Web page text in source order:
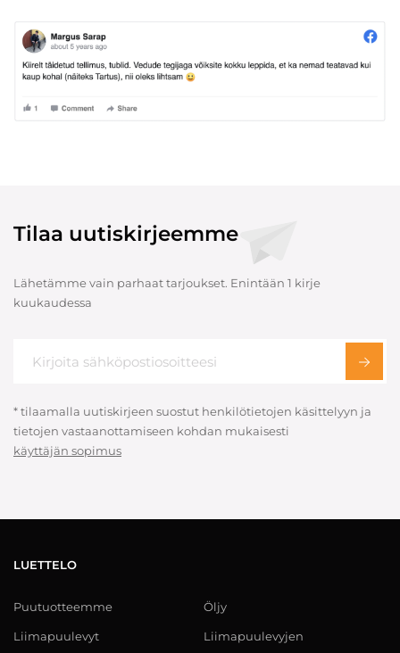
Tilaa uutiskirjeemme
Lähetämme vain parhaat tarjoukset. Enintään 1 kirje
kuukaudessa
* tilaamalla uutiskirjeen suostut henkilötietojen käsittelyyn ja
tietojen vastaanottamiseen kohdan mukaisesti
käyttäjän sopimus
LUETTELO
Puutuotteemme
Liimapuulevyt
Öljy
Liimapuulevyjen